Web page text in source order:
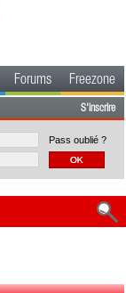
Forums Freezone
S'inscrire
Pass oublié ?